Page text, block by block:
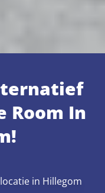
Room In
in Hillegom